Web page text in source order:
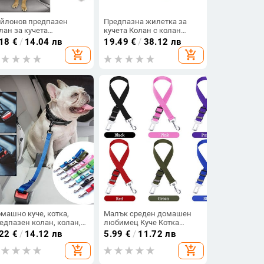
предпазен
за кучета
колан за кола
домашни любимци
две в едно
колан за
Нашийник
Аксесоари за
любимци
€ / 14.04 лв
add_shopping_cart
Предпазна жилетка за
кучета Колан с колан
Регулируем колан за
кучета Дишаща мрежеста
колан Предпазен колан
Конектор за превозно
средство Каишка за
домашно куче
19.49 € / 38.12 лв
add_shopping_cart
куче, котка,
колан, колан,
за кучета,
колан, повод,
малка, средна,
за пътуване, яка за
€ / 14.12 лв
add_shopping_cart
Малък среден домашен
любимец Куче Котка
Предпазен колан за кола
Аксесоари за кучета
Регулируем колан Олово
5.99 € / 11.72 лв
add_shopping_cart